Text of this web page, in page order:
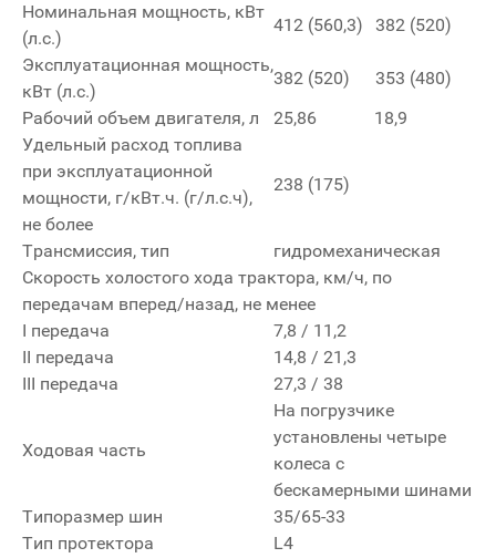
Номинальная мощность, кВт
(л.с.)
412 (560,3)
382 (520)
Эксплуатационная мощность,
кВт (л.с.)
382 (520)
353 (480)
Рабочий объем двигателя, л
25,86
18,9
Удельный расход топлива
при эксплуатационной
мощности, г/кВт.ч. (г/л.с.ч),
не более
238 (175)
Трансмиссия, тип
гидромеханическая
Скорость холостого хода трактора, км/ч, по
передачам вперед/назад, не менее
I передача
7,8 / 11,2
II передача
14,8 / 21,3
III передача
27,3 / 38
Ходовая часть
На погрузчике
установлены четыре
колеса с
бескамерными шинами
Типоразмер шин
35/65-33
Тип протектора
L4